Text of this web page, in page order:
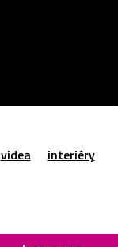
videa interiéry